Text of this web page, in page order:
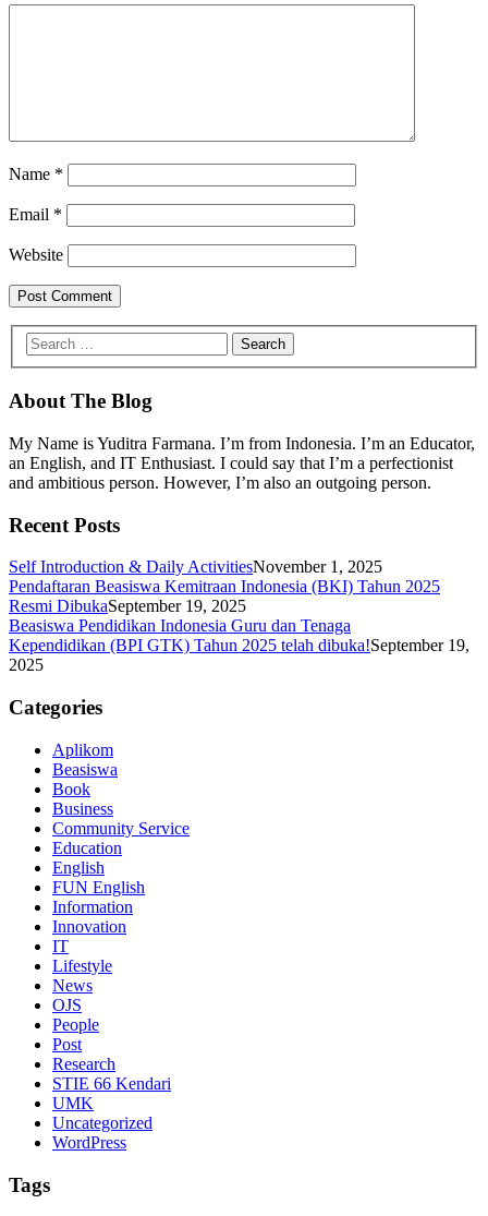
Name *
Email *
Website
About The Blog
My Name is Yuditra Farmana. I’m from Indonesia. I’m an Educator,
an English, and IT Enthusiast. I could say that I’m a perfectionist
and ambitious person. However, I’m also an outgoing person.
Recent Posts
Self Introduction & Daily ActivitiesNovember 1, 2025
Pendaftaran Beasiswa Kemitraan Indonesia (BKI) Tahun 2025
Resmi DibukaSeptember 19, 2025
Beasiswa Pendidikan Indonesia Guru dan Tenaga
Kependidikan (BPI GTK) Tahun 2025 telah dibuka!September 19,
2025
Categories
Aplikom
Beasiswa
Book
Business
Community Service
Education
English
FUN English
Information
Innovation
IT
Lifestyle
News
OJS
People
Post
Research
STIE 66 Kendari
UMK
Uncategorized
WordPress
Tags